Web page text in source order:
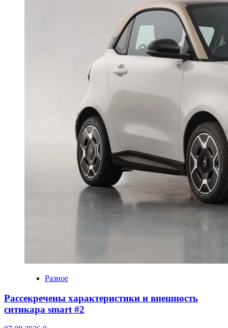
Разное
Рассекречены характеристики и внешность
ситикара smart #2